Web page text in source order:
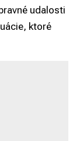
udalosti
ktoré